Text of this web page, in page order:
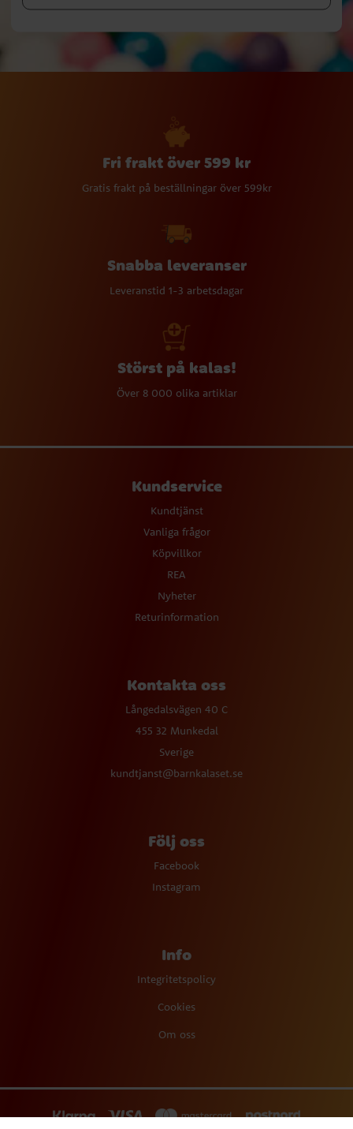
Fri frakt över 599 kr
Gratis frakt på beställningar över 599kr
Snabba leveranser
Leveranstid 1-3 arbetsdagar
Störst på kalas!
Över 8 000 olika artiklar
Kundservice
Kundtjänst
Vanliga frågor
Köpvillkor
REA
Nyheter
Returinformation
Kontakta oss
Långedalsvägen 40 C
455 32 Munkedal
Sverige
kundtjanst@barnkalaset.se
Följ oss
Facebook
Instagram
Info
Integritetspolicy
Cookies
Om oss